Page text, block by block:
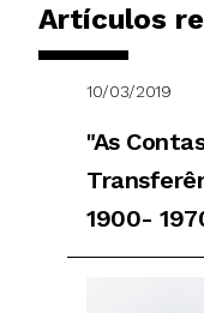
Artículos
10/03/2019
"As
1900-